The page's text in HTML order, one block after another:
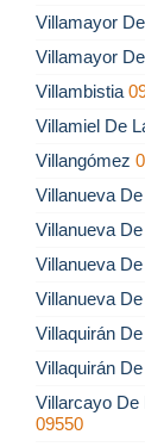
Villamayor
Villamayor
Villambistia
Villamiel De
Villangómez
Villanueva
Villanueva
Villanueva
Villanueva De
Villaquirán
Villaquirán
Villarcayo De
09550